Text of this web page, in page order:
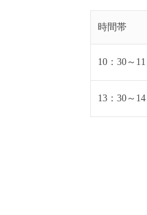
時間帯
10：30～
13：30～